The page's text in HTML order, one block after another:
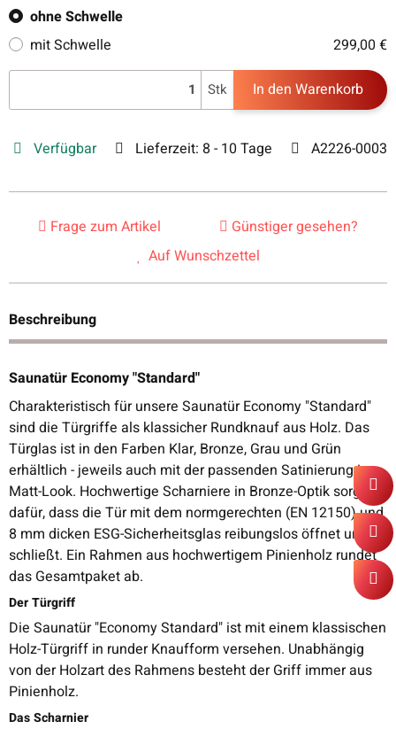
ohne Schwelle
mit Schwelle
299,00 €
Stk In den Warenkorb
Verfügbar Lieferzeit: 8 - 10 Tage A2226-0003
Frage zum Artikel
Günstiger gesehen?
Auf Wunschzettel
Beschreibung
Saunatür Economy "Standard"
Charakteristisch für unsere Saunatür Economy "Standard"
sind die Türgriffe als klassicher Rundknauf aus Holz. Das
Türglas ist in den Farben Klar, Bronze, Grau und Grün
erhältlich - jeweils auch mit der passenden Satinierung im
Matt-Look. Hochwertige Scharniere in Bronze-Optik sorgen
dafür, dass die Tür mit dem normgerechten (EN 12150) und
8 mm dicken ESG-Sicherheitsglas reibungslos öffnet und
schließt. Ein Rahmen aus hochwertigem Pinienholz rundet
das Gesamtpaket ab.
Der Türgriff
Die Saunatür "Economy Standard" ist mit einem klassischen
Holz-Türgriff in runder Knaufform versehen. Unabhängig
von der Holzart des Rahmens besteht der Griff immer aus
Pinienholz.
Das Scharnier